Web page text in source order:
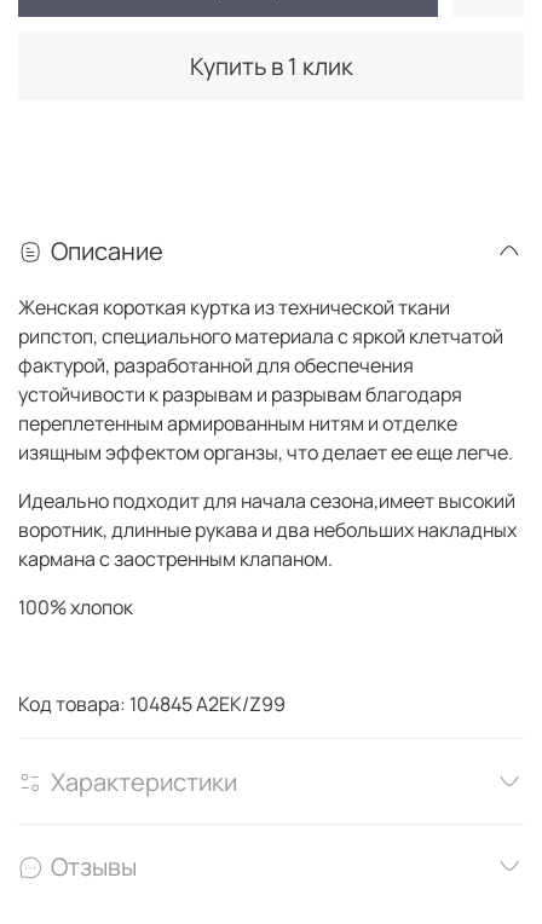
Купить в 1 клик
Описание
Женская короткая куртка из технической ткани
рипстоп, специального материала с яркой клетчатой ​​
фактурой, разработанной для обеспечения
устойчивости к разрывам и разрывам благодаря
переплетенным армированным нитям и отделке
изящным эффектом органзы, что делает ее еще легче.
Идеально подходит для начала сезона,имеет высокий
воротник, длинные рукава и два небольших накладных
кармана с заостренным клапаном.
100% хлопок
Код товара: 104845 A2EK/Z99
Характеристики
Отзывы